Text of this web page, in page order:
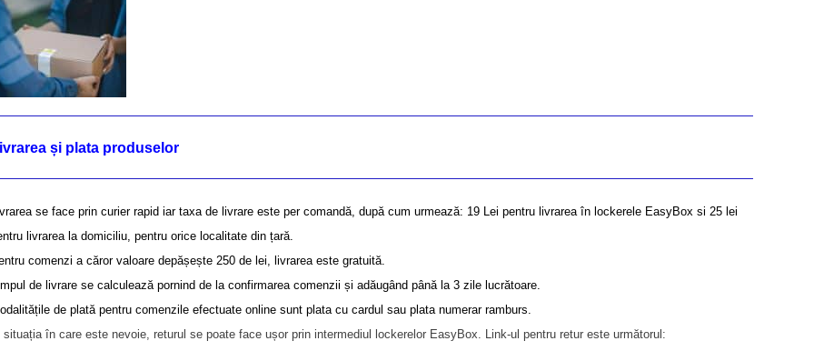
și plata produselor
se face prin curier rapid iar taxa de livrare este per comandă, după cum urmează: 19 Lei pentru livrarea în lockerele EasyBox si 25 lei
livrarea la domiciliu, pentru orice localitate din țară.
comenzi a căror valoare depășește 250 de lei, livrarea este gratuită.
de livrare se calculează pornind de la confirmarea comenzii și adăugând până la 3 zile lucrătoare.
de plată pentru comenzile efectuate online sunt plata cu cardul sau plata numerar ramburs.
situația în care este nevoie, returul se poate face ușor prin intermediul lockerelor EasyBox. Link-ul pentru retur este următorul: